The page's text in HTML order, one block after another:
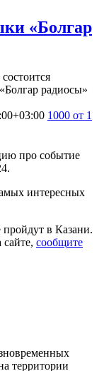
«Болгар
радиосы»
1000 от 1
про событие
интересных
пройдут в Казани.
сообщите
территории